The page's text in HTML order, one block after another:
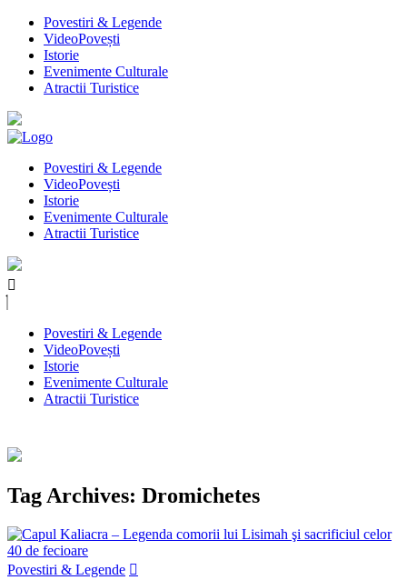
Povestiri & Legende
VideoPovești
Istorie
Evenimente Culturale
Atractii Turistice
Povestiri & Legende
VideoPovești
Istorie
Evenimente Culturale
Atractii Turistice
Povestiri & Legende
VideoPovești
Istorie
Evenimente Culturale
Atractii Turistice
Tag Archives: Dromichetes
Povestiri & Legende